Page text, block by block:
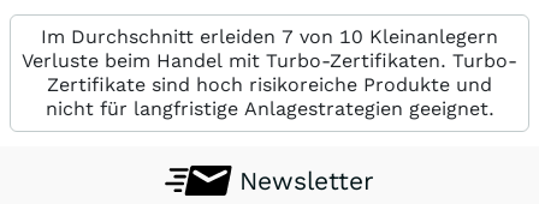
Im Durchschnitt erleiden 7 von 10 Kleinanlegern
Verluste beim Handel mit Turbo-Zertifikaten. Turbo-
Zertifikate sind hoch risikoreiche Produkte und
nicht für langfristige Anlagestrategien geeignet.
Newsletter